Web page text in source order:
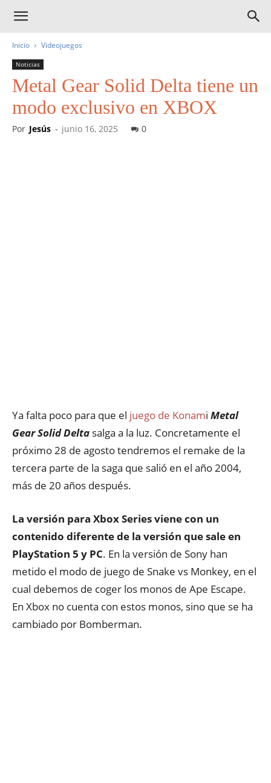
Inicio Videojuegos
Noticias
Metal Gear Solid Delta tiene un
modo exclusivo en XBOX
Por Jesús - junio 16, 2025 0
Ya falta poco para que el juego de Konami Metal
Gear Solid Delta salga a la luz. Concretamente el
próximo 28 de agosto tendremos el remake de la
tercera parte de la saga que salió en el año 2004,
más de 20 años después.
La versión para Xbox Series viene con un
contenido diferente de la versión que sale en
PlayStation 5 y PC. En la versión de Sony han
metido el modo de juego de Snake vs Monkey, en el
cual debemos de coger los monos de Ape Escape.
En Xbox no cuenta con estos monos, sino que se ha
cambiado por Bomberman.